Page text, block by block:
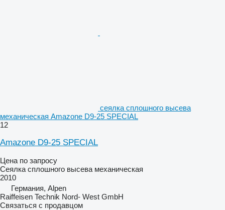
сеялка сплошного высева
механическая Amazone D9-25 SPECIAL
12
Amazone D9-25 SPECIAL
Цена по запросу
Сеялка сплошного высева механическая
2010
Германия, Alpen
Raiffeisen Technik Nord- West GmbH
Связаться с продавцом